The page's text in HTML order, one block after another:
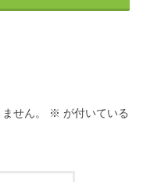
せん。 ※ が付いている